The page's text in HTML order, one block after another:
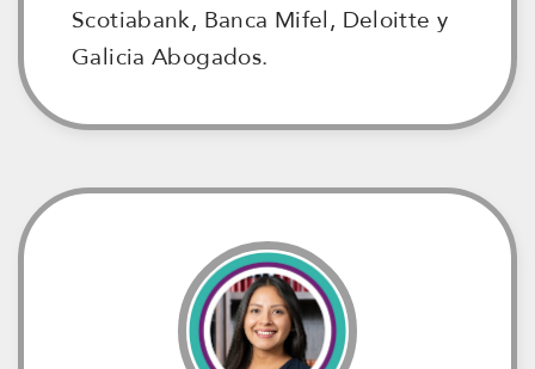
Scotiabank, Banca Mifel, Deloitte y
Galicia Abogados.